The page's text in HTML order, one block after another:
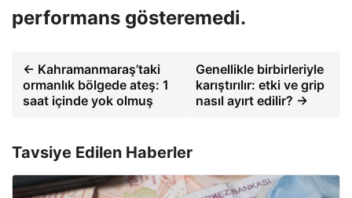
performans gösteremedi.
← Kahramanmaraş’taki
ormanlık bölgede ateş: 1
saat içinde yok olmuş
Genellikle birbirleriyle
karıştırılır: etki ve grip
nasıl ayırt edilir? →
Tavsiye Edilen Haberler